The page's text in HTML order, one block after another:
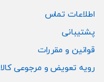
اطلاعات تماس
پشتیبانی
قوانین و مقررات
رویه تعویض و مرجوعی کالا